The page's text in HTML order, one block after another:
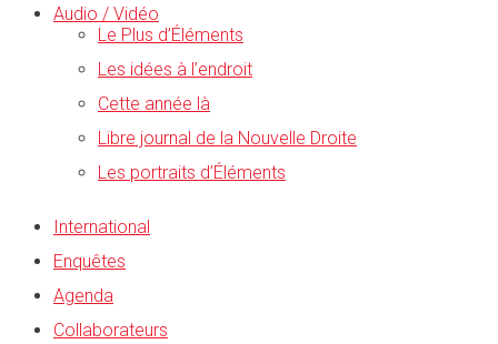
Audio / Vidéo
Le Plus d’Éléments
Les idées à l’endroit
Cette année là
Libre journal de la Nouvelle Droite
Les portraits d’Éléments
International
Enquêtes
Agenda
Collaborateurs